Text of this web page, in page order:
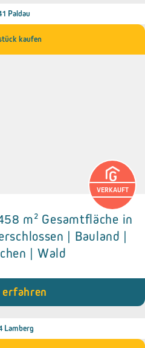
Paldau
kaufen
VERKAUFT
m² Gesamtfläche in
| Bauland |
| Wald
Lamberg